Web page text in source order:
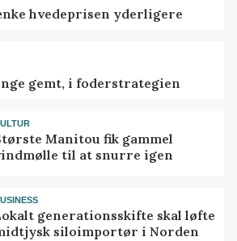
hvedeprisen yderligere
gemt, i foderstrategien
Manitou fik gammel
til at snurre igen
generationsskifte skal løfte
siloimportør i Norden